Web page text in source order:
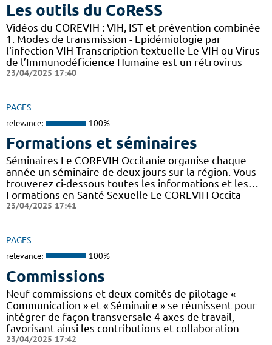
Les outils du CoReSS
Vidéos du COREVIH : VIH, IST et prévention combinée
1. Modes de transmission - Epidémiologie par
l'infection VIH Transcription textuelle Le VIH ou Virus
de l’Immunodéficience Humaine est un rétrovirus
23/04/2025 17:40
PAGES
relevance: 100%
Formations et séminaires
Séminaires Le COREVIH Occitanie organise chaque
année un séminaire de deux jours sur la région. Vous
trouverez ci-dessous toutes les informations et les…
Formations en Santé Sexuelle Le COREVIH Occita
23/04/2025 17:41
PAGES
relevance: 100%
Commissions
Neuf commissions et deux comités de pilotage «
Communication » et « Séminaire » se réunissent pour
intégrer de façon transversale 4 axes de travail,
favorisant ainsi les contributions et collaboration
23/04/2025 17:42